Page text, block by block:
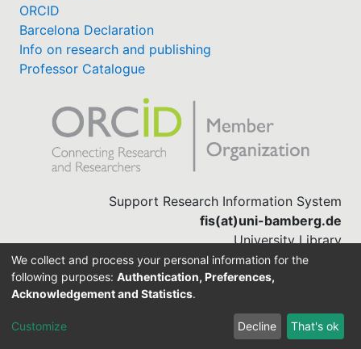
ORCID
Barcelona Declaration
Info on research and publishing
Professor Catalogue
Support Research Information System
fis(at)uni-bamberg.de
University Library
(0951) 863-1568
DSpace-CRIS software
We collect and process your personal information for the
following purposes: Authentication, Preferences,
Acknowledgement and Statistics.
Customize Decline That's ok